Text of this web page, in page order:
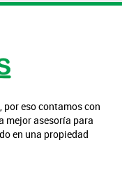
eso contamos con
mejor asesoría para
en una propiedad